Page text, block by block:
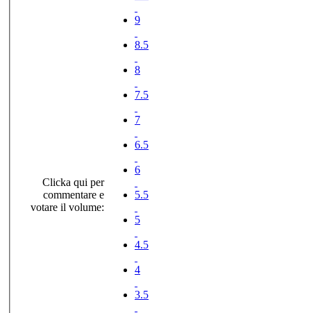
Clicka qui per
commentare e
votare il volume:
9
8.5
8
7.5
7
6.5
6
5.5
5
4.5
4
3.5